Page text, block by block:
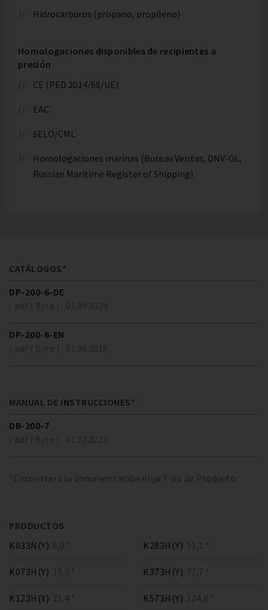
Hidrocarburos (propano, propileno)
Homologaciones disponibles de recipientes a
presión
CE (PED 2014/68/UE)
EAC
SELO/CML
Homologaciones marinas (Bureau Veritas, DNV-GL,
Russian Maritime Register of Shipping)
CATÁLOGOS*
DP-200-6-DE
DP-200-6-EN
MANUAL DE INSTRUCCIONES*
DB-200-7
*Encontrará la documentación elija Tipo de Producto
PRODUCTOS
K033N(Y) 8,0 *
K073H(Y) 15,3 *
K123H(Y) 21,4 *
K283H(Y) 51,1 *
K373H(Y) 77,7 *
K573H(Y) 124,8 *